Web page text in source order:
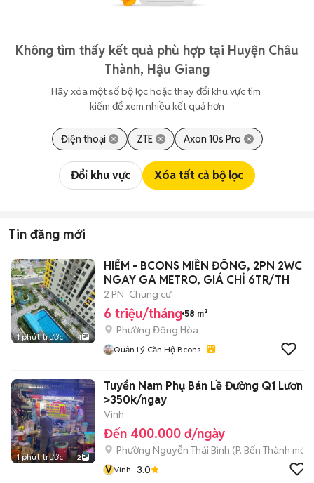
Không tìm thấy kết quả phù hợp tại Huyện Châu
Thành, Hậu Giang
Hãy xóa một số bộ lọc hoặc thay đổi khu vực tìm
kiếm để xem nhiều kết quả hơn
Điện thoại ZTE Axon 10s Pro
Đổi khu vực Xóa tất cả bộ lọc
Tin đăng mới
1 phút trước 4
HIẾM - BCONS MIỀN ĐÔNG, 2PN 2WC
NGAY GA METRO, GIÁ CHỈ 6TR/TH
2 PN Chung cư
6 triệu/tháng 58 m²
Phường Đông Hòa
Quản Lý Căn Hộ Bcons
1 phút trước 2
Tuyển Nam Phụ Bán Lề Đường Q1 Lương
>350k/ngay
Vinh
Đến 400.000 đ/ngày
Phường Nguyễn Thái Bình (P. Bến Thành mới)
VVinh 3.0